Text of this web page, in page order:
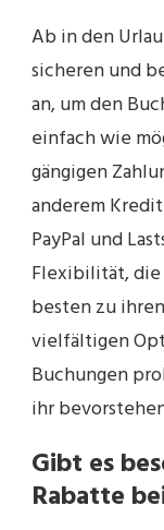
Ab in den
sicheren und
an, um den
einfach wie
gängigen
anderem
PayPal und
Flexibilität, die
besten zu
vielfältigen
Buchungen
ihr
Gibt es
Rabatte